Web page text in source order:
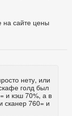
сайте цены
нету, или
голд был
и кэш 70%, а в
сканер 760= и